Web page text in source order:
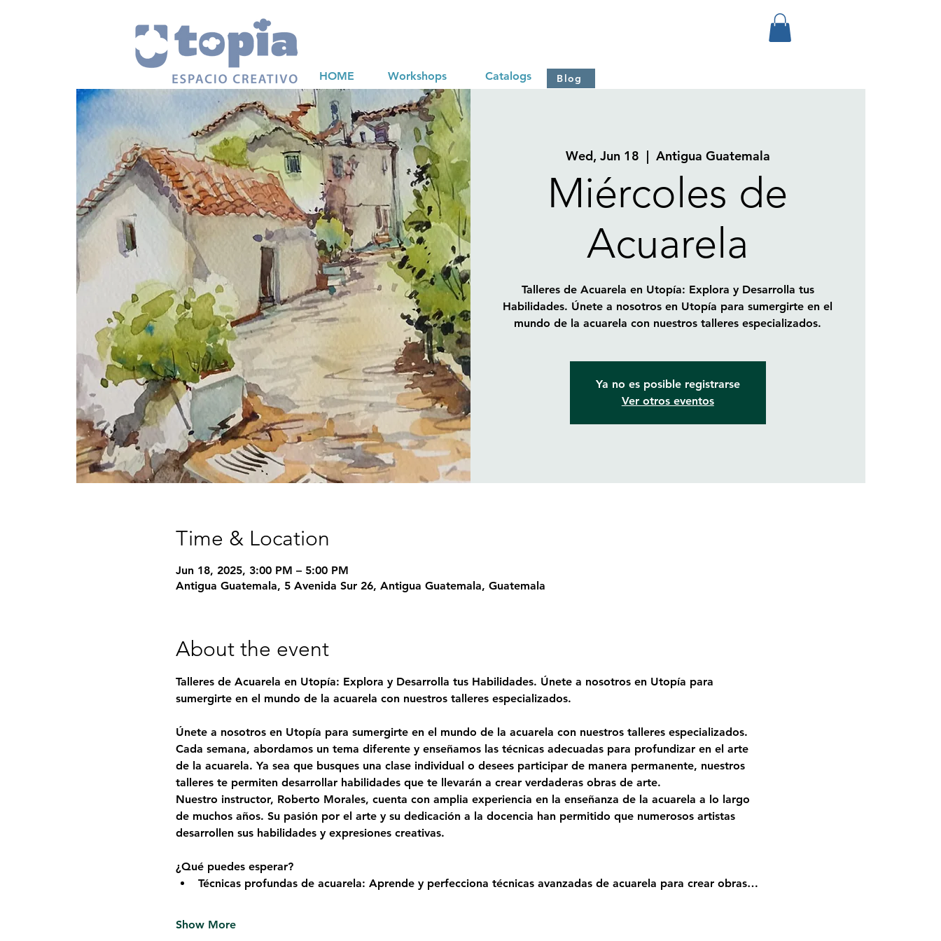
HOME Workshops Catalogs Blog
Wed, Jun 18
  |
Antigua Guatemala
Miércoles de
Acuarela
Talleres de Acuarela en Utopía: Explora y Desarrolla tus
Habilidades. Únete a nosotros en Utopía para sumergirte en el
mundo de la acuarela con nuestros talleres especializados.
Ya no es posible registrarse
Ver otros eventos
Time & Location
Jun 18, 2025, 3:00 PM – 5:00 PM
Antigua Guatemala, 5 Avenida Sur 26, Antigua Guatemala, Guatemala
About the event
Talleres de Acuarela en Utopía: Explora y Desarrolla tus Habilidades. Únete a nosotros en Utopía para
sumergirte en el mundo de la acuarela con nuestros talleres especializados.
Únete a nosotros en Utopía para sumergirte en el mundo de la acuarela con nuestros talleres especializados.
Cada semana, abordamos un tema diferente y enseñamos las técnicas adecuadas para profundizar en el arte
de la acuarela. Ya sea que busques una clase individual o desees participar de manera permanente, nuestros
talleres te permiten desarrollar habilidades que te llevarán a crear verdaderas obras de arte.
Nuestro instructor, Roberto Morales, cuenta con amplia experiencia en la enseñanza de la acuarela a lo largo
de muchos años. Su pasión por el arte y su dedicación a la docencia han permitido que numerosos artistas
desarrollen sus habilidades y expresiones creativas.
¿Qué puedes esperar?
Técnicas profundas de acuarela: Aprende y perfecciona técnicas avanzadas de acuarela para crear obras…
Show More